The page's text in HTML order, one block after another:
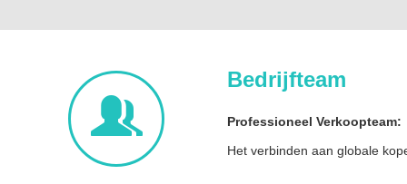
Bedrijfteam
Professioneel Verkoopteam:
Het verbinden aan globale